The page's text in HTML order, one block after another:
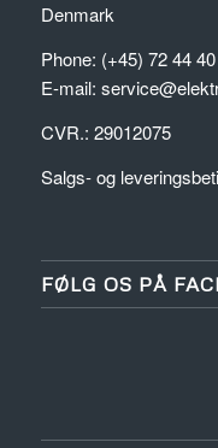
Denmark
Phone: (+45) 72 44
E-mail:
CVR.: 29012075
Salgs- og
FØLG OS PÅ